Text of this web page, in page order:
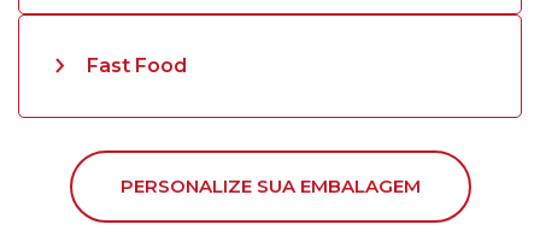
Fast Food
PERSONALIZE SUA EMBALAGEM